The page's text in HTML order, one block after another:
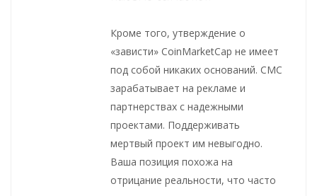
Кроме того, утверждение о
«зависти» CoinMarketCap не имеет
под собой никаких оснований. CMC
зарабатывает на рекламе и
партнерствах с надежными
проектами. Поддерживать
мертвый проект им невыгодно.
Ваша позиция похожа на
отрицание реальности, что часто